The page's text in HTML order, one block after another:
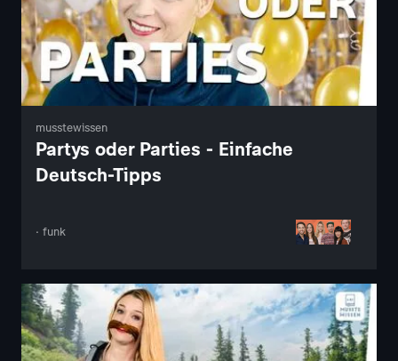
musstewissen
Partys oder Parties - Einfache
Deutsch-Tipps
· funk